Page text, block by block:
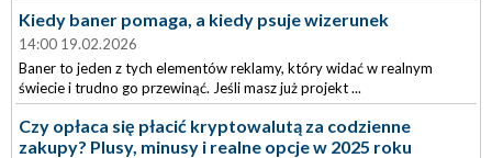
Kiedy baner pomaga, a kiedy psuje wizerunek
14:00 19.02.2026
Baner to jeden z tych elementów reklamy, który widać w realnym
świecie i trudno go przewinąć. Jeśli masz już projekt ...
Czy opłaca się płacić kryptowalutą za codzienne
zakupy? Plusy, minusy i realne opcje w 2025 roku